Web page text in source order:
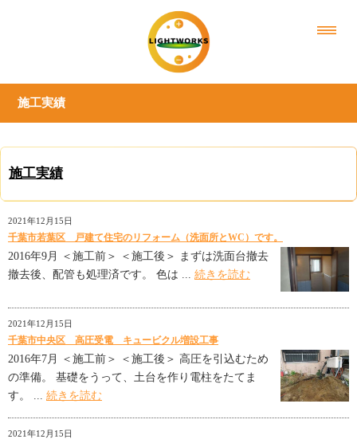
施工実績
施工実績
2021年12月15日
千葉市若葉区 戸建て住宅のリフォーム（洗面所とWC）です。
2016年9月 ＜施工前＞ ＜施工後＞ まずは洗面台撤去
撤去後、配管も処理済です。 色は ... 続きを読む
2021年12月15日
千葉市中央区 高圧受電 キュービクル増設工事
2016年7月 ＜施工前＞ ＜施工後＞ 高圧を引込むため
の準備。 基礎をうって、土台を作り電柱をたてま
す。 ... 続きを読む
2021年12月15日